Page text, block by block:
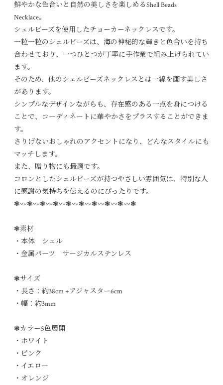
鮮やかな色合いと自然の美しさを楽しめるShell Beads
Necklace。
シェルビーズを使用したチョーカーネックレスです。
一粒一粒のシェルビーズは、海の神秘的な輝きと色合いを持ち
合わせており、一つひとつが丁寧に手作業で組み上げられてい
ます。
そのため、他のシェルビーズネックレスとは一線を画す美しさ
があります。
シンプルなデザインながらも、存在感のある一点を身につける
ことで、コーディネートに華やかさをプラスすることができま
す。
さりげないおしゃれのアクセントになり、どんなスタイルにも
マッチします。
また、贈り物にも最適です。
コロンとしたシェルビーズが持つやさしい雰囲気は、特別な人
に感謝の気持ちを伝えるのにぴったりです。
❃〰︎❃〰︎❃〰︎❃〰︎❃〰︎❃〰︎❃〰︎❃〰︎❃〰︎❃
❃素材
・本体 シェル
・金属パーツ サージカルステンレス
❃サイズ
・長さ：約38cm +アジャスター6cm
・幅：約3mm
❃カラー5色展開
・ホワイト
・ピンク
・イエロー
・オレンジ